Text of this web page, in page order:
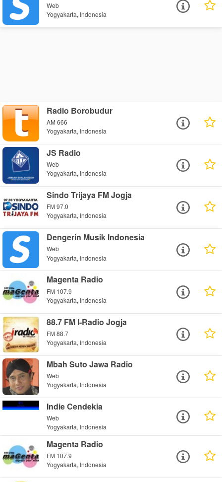
Web
Yogyakarta, Indonesia
Radio Borobudur
AM 666
Yogyakarta, Indonesia
JS Radio
Web
Yogyakarta, Indonesia
Sindo Trijaya FM Jogja
FM 97.0
Yogyakarta, Indonesia
Dengerin Musik Indonesia
Web
Yogyakarta, Indonesia
Magenta Radio
FM 107.9
Yogyakarta, Indonesia
88.7 FM I-Radio Jogja
FM 88.7
Yogyakarta, Indonesia
Mbah Suto Jawa Radio
Web
Yogyakarta, Indonesia
Indie Cendekia
Web
Yogyakarta, Indonesia
Magenta Radio
FM 107.9
Yogyakarta, Indonesia